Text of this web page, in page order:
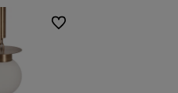
Do ulubionych